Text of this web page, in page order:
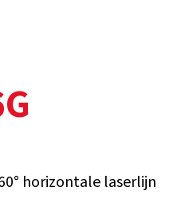
horizontale laserlijn